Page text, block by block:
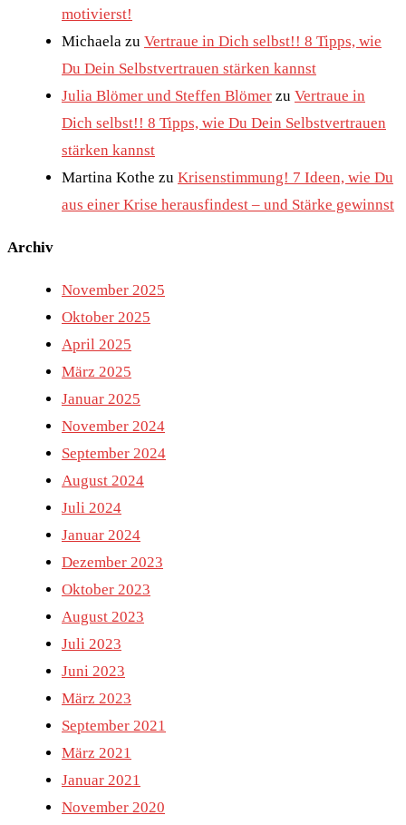
motivierst!
Michaela zu Vertraue in Dich selbst!! 8 Tipps, wie
Du Dein Selbstvertrauen stärken kannst
Julia Blömer und Steffen Blömer zu Vertraue in
Dich selbst!! 8 Tipps, wie Du Dein Selbstvertrauen
stärken kannst
Martina Kothe zu Krisenstimmung! 7 Ideen, wie Du
aus einer Krise herausfindest – und Stärke gewinnst
Archiv
November 2025
Oktober 2025
April 2025
März 2025
Januar 2025
November 2024
September 2024
August 2024
Juli 2024
Januar 2024
Dezember 2023
Oktober 2023
August 2023
Juli 2023
Juni 2023
März 2023
September 2021
März 2021
Januar 2021
November 2020